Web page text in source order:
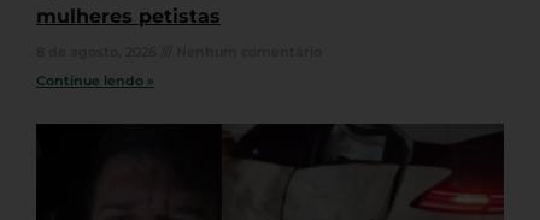
mulheres petistas
Continue lendo »